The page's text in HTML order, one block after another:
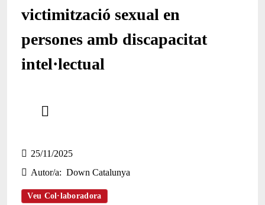
victimització sexual en
persones amb discapacitat
intel·lectual
25/11/2025
Autor/a
Down Catalunya
Veu Col·laboradora